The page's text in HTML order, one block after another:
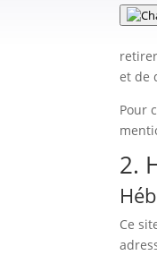
et de
Pour
2.
Ce